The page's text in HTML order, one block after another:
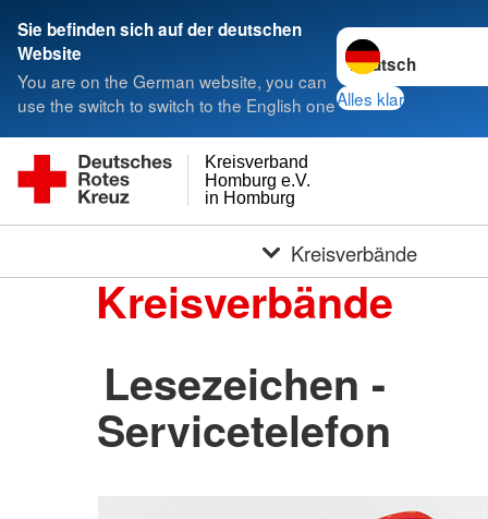
Sie befinden sich auf der deutschen
Website
You are on the German website, you can
use the switch to switch to the English one
Sprache wechseln
Alles klar
in Homburg
Homburg e.V.
Kreisverband
Kreisverbände
Kreisverbände
Lesezeichen -
Servicetelefon